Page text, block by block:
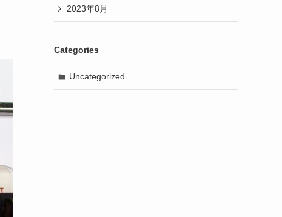
2023年8月
Categories
Uncategorized